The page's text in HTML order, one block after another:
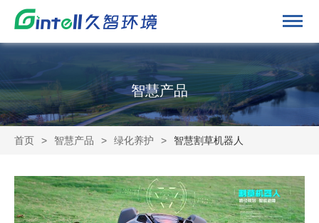
智慧产品
首页 > 智慧产品 > 绿化养护 > 智慧割草机器人